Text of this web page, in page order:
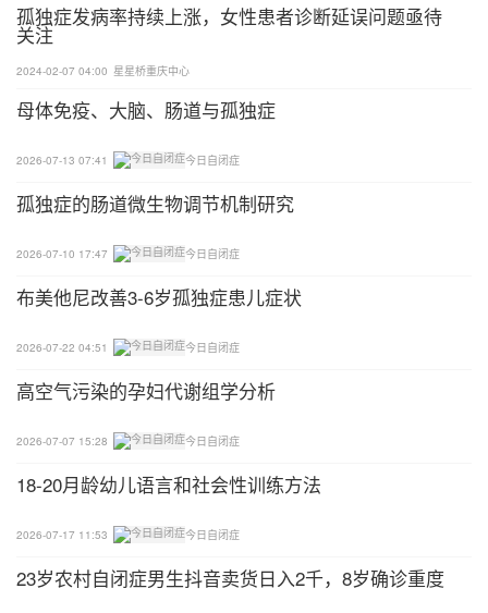
的关联，发现基因新生突变数量与孤独症严重程度及
癫痫发作呈现显著正相关。
5.研究者也在已知的孤独症基因中发现了40个LGD突
变，其中有12个也存在新生突变。为了评估携带致病
性LGD突变的父母与子代孤独症表型的关联，研究者
联系了携带遗传性CHD8和KMT5BLGD突变的家庭开
展临床再评估，发现携带CHD8LGD突变的父母表现
出轻微的孤独症症状，其子代表现出严重的认知障
本研究发现了新的孤独症风险基因、突变和基因型-
现了潜在的新发突变ZNF292，以及RALGAPB和CT
NNBP2。同时发现携带两个或更多孤独症风险基因
风险基因的多因子模型提供了进一步的支持。
参考文献
孤独症发病率持续上涨，女性患者诊断延误问题亟待
关注
2024-02-07 04:00 星星桥重庆中心
母体免疫、大脑、肠道与孤独症
2026-07-13 07:41 今日自闭症
孤独症的肠道微生物调节机制研究
2026-07-10 17:47 今日自闭症
布美他尼改善3-6岁孤独症患儿症状
2026-07-22 04:51 今日自闭症
高空气污染的孕妇代谢组学分析
2026-07-07 15:28 今日自闭症
18-20月龄幼儿语言和社会性训练方法
2026-07-17 11:53 今日自闭症
23岁农村自闭症男生抖音卖货日入2千，8岁确诊重度